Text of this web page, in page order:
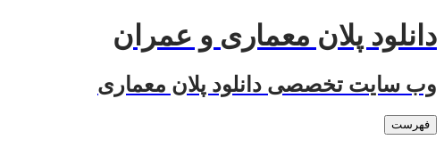
رفتن
به
دانلود پلان معماری و عمران
وب سایت تخصصی دانلود پلان معماری
فهرست